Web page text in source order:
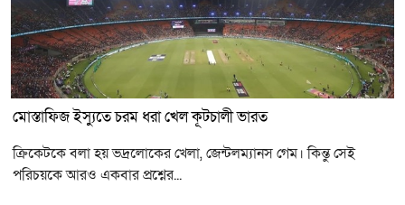
মোস্তাফিজ ইস্যুতে চরম ধরা খেল কূটচালী ভারত
ক্রিকেটকে বলা হয় ভদ্রলোকের খেলা, জেন্টলম্যানস গেম। কিন্তু সেই
পরিচয়কে আরও একবার প্রশ্নের...